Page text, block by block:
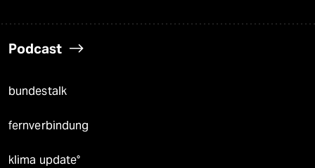
Podcast
bundestalk
fernverbindung
klima update°